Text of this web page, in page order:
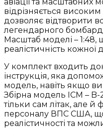
(48322)
кількість
відрізняється високим
дозволяє відтворити
легендарного
Масштаб моделі – 1:48,
реалістичність кожної
У комплект входить
інструкція, яка
модель, навіть якщо
Збірна модель ICM –
тільки сам літак, але й
персоналу ВПС США,
реалістичності та